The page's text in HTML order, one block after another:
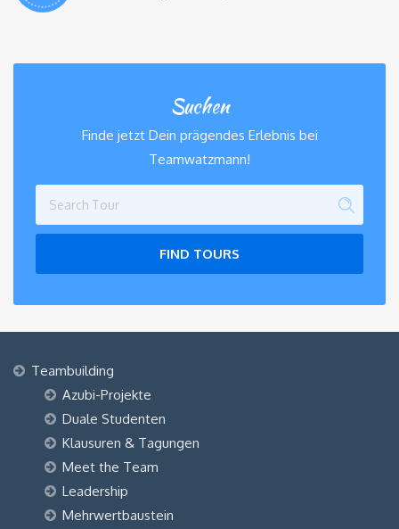
Suchen
Finde jetzt Dein prägendes Erlebnis bei
Teamwatzmann!
FIND TOURS
Teambuilding
Azubi-Projekte
Duale Studenten
Klausuren & Tagungen
Meet the Team
Leadership
Mehrwertbaustein